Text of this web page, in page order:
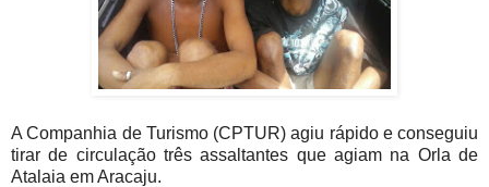
A Companhia de Turismo (CPTUR) agiu rápido e conseguiu
tirar de circulação três assaltantes que agiam na Orla de
Atalaia em Aracaju.